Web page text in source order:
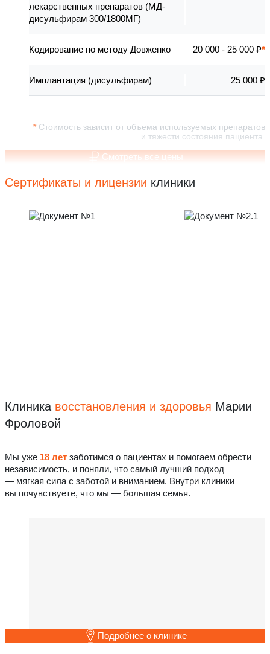
Стоимость зависит от объема используемых препаратов
и тяжести состояния пациента.
лекарственных препаратов (МД-
дисульфирам 300/1800МГ)
Кодирование по методу Довженко 20 000 - 25 000 ₽
Имплантация (дисульфирам) 25 000 ₽
Смотреть все цены
Сертификаты и лицензии клиники
Клиника восстановления и здоровья Марии
Фроловой
Мы уже 18 лет заботимся о пациентах и помогаем обрести
независимость, и поняли, что самый лучший подход
— мягкая сила с заботой и вниманием. Внутри клиники
вы почувствуете, что мы — большая семья.
Подробнее о клинике